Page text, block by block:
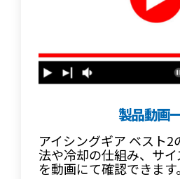
製品動画
アイシングギア ベスト2
法や冷却の仕組み、サ
を動画にて確認できます。